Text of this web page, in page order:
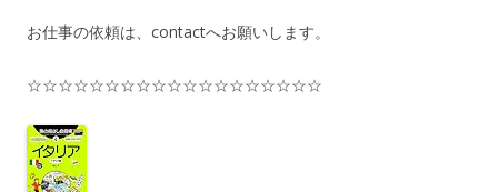
お仕事の依頼は、contactへお願いします。
☆☆☆☆☆☆☆☆☆☆☆☆☆☆☆☆☆☆☆